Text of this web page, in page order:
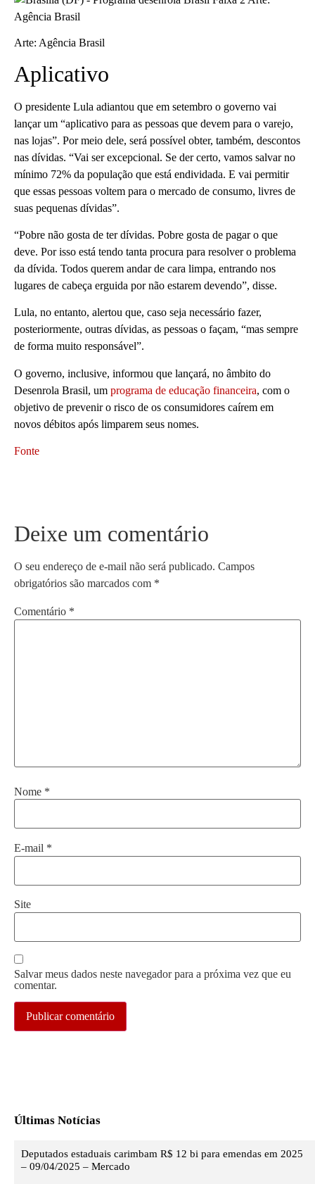
Arte: Agência Brasil
Aplicativo
O presidente Lula adiantou que em setembro o governo vai
lançar um “aplicativo para as pessoas que devem para o varejo,
nas lojas”. Por meio dele, será possível obter, também, descontos
nas dívidas. “Vai ser excepcional. Se der certo, vamos salvar no
mínimo 72% da população que está endividada. E vai permitir
que essas pessoas voltem para o mercado de consumo, livres de
suas pequenas dívidas”.
“Pobre não gosta de ter dívidas. Pobre gosta de pagar o que
deve. Por isso está tendo tanta procura para resolver o problema
da dívida. Todos querem andar de cara limpa, entrando nos
lugares de cabeça erguida por não estarem devendo”, disse.
Lula, no entanto, alertou que, caso seja necessário fazer,
posteriormente, outras dívidas, as pessoas o façam, “mas sempre
de forma muito responsável”.
O governo, inclusive, informou que lançará, no âmbito do
Desenrola Brasil, um programa de educação financeira, com o
objetivo de prevenir o risco de os consumidores caírem em
novos débitos após limparem seus nomes.
Fonte
Deixe um comentário
O seu endereço de e-mail não será publicado. Campos
obrigatórios são marcados com *
Comentário *
Nome *
E-mail *
Site
Salvar meus dados neste navegador para a próxima vez que eu
comentar.
Últimas Notícias
Deputados estaduais carimbam R$ 12 bi para emendas em 2025
– 09/04/2025 – Mercado